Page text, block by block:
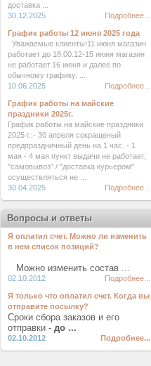
доставка ...
30.12.2025
Подробнее...
График работы 12 июня 2025 года
Уважаемые клиенты!11 июня магазин
работает до 18:00.12-15 июня магазин
не работает.16 июня и далее по
обычному графику. ...
10.06.2025
Подробнее...
График работы на майские
праздники 2025г.
График работы на майские праздники
2025 г.:- 30 апреля сокращеный
предпраздничный день на 1 час. - 1
мая - 4 мая пункт выдачи не работает,
"самовывоз" / "доставка курьером"
осуществляться не ...
30.04.2025
Подробнее...
Вопросы и ответы
Я оплатил счет. Можно ли изменить
в нем список позиций?
Можно изменить состав ...
02.10.2012 Подробнее...
Я только что оплатил счет. Когда вы
отправите посылку?
Сроки сбора заказов и его
отправки - до ...
02.10.2012 Подробнее...